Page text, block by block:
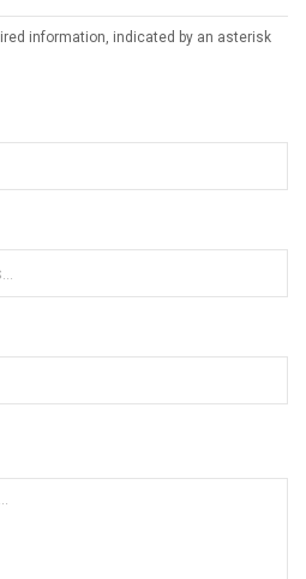
information, indicated by an asterisk